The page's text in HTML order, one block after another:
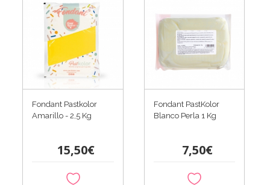
Fondant Pastkolor
Amarillo - 2,5 Kg
15,50€
Fondant PastKolor
Blanco Perla 1 Kg
7,50€